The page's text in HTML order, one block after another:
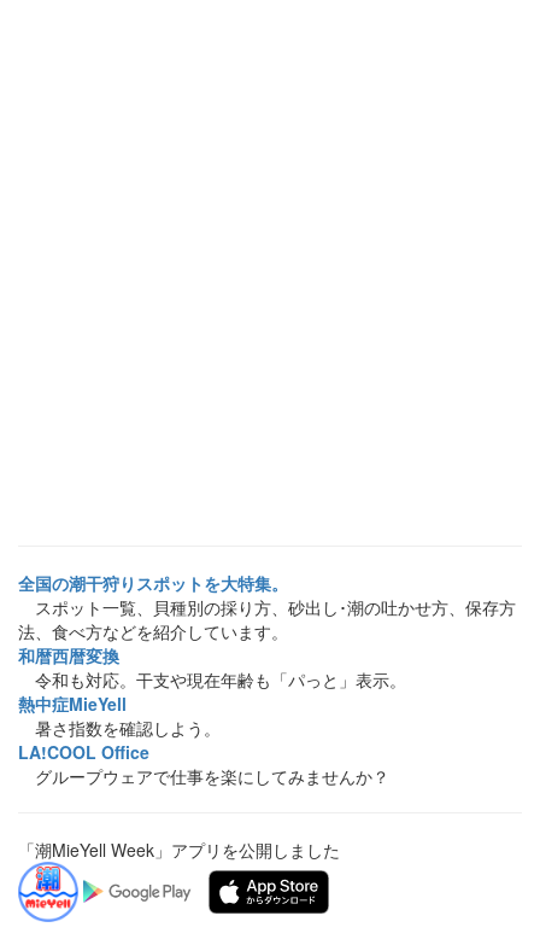
全国の潮干狩りスポットを大特集。
スポット一覧、貝種別の採り方、砂出し･潮の吐かせ方、保存方
法、食べ方などを紹介しています。
和暦西暦変換
令和も対応。干支や現在年齢も「パっと」表示。
熱中症MieYell
暑さ指数を確認しよう。
LA!COOL Office
グループウェアで仕事を楽にしてみませんか？
「潮MieYell Week」アプリを公開しました